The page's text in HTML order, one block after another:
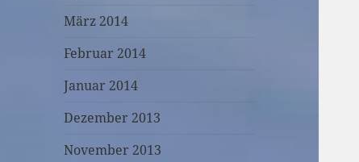
März 2014
Februar 2014
Januar 2014
Dezember 2013
November 2013